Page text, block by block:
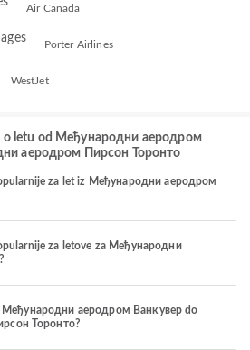
Air Canada
Porter Airlines
WestJet
o letu od Међународни аеродром
аеродром Пирсон Торонто
za let iz Међународни аеродром
za letove za Међународни
аеродром Ванкувер do
Торонто?